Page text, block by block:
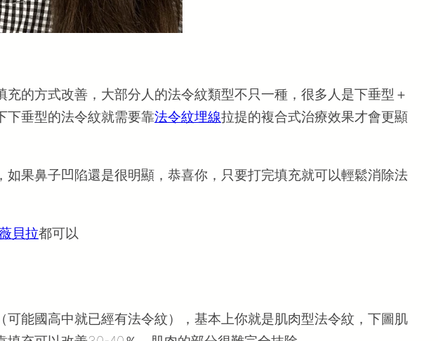
充的方式改善，大部分人的法令紋類型不只一種，很多人是下垂型＋
下垂型的法令紋就需要靠法令紋埋線拉提的複合式治療效果才會更顯
果鼻子凹陷還是很明顯，恭喜你，只要打完填充就可以輕鬆消除法
貝拉都可以
能國高中就已經有法令紋），基本上你就是肌肉型法令紋，下圖肌